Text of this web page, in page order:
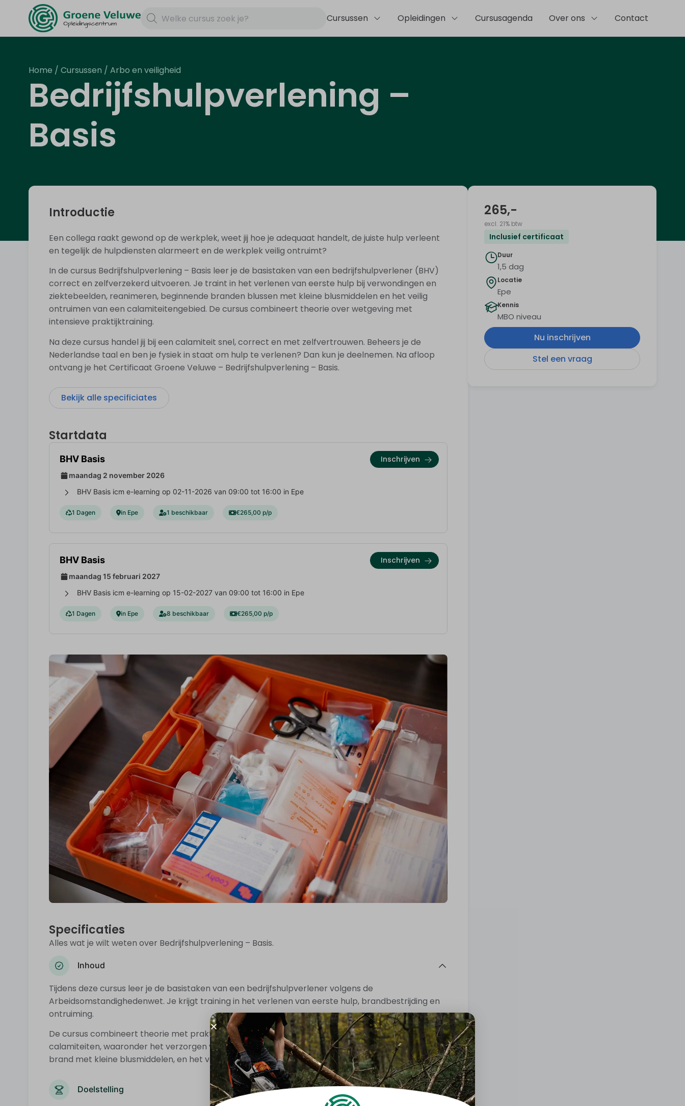
Cursussen Opleidingen Cursusagenda Over ons Contact
Home / Cursussen / Arbo en veiligheid
Bedrijfshulpverlening –
Basis
Introductie
Een collega raakt gewond op de werkplek, weet jij hoe je adequaat handelt, de juiste hulp verleent
en tegelijk de hulpdiensten alarmeert en de werkplek veilig ontruimt?
In de cursus Bedrijfshulpverlening – Basis leer je de basistaken van een bedrijfshulpverlener (BHV)
correct en zelfverzekerd uitvoeren. Je traint in het verlenen van eerste hulp bij verwondingen en
ziektebeelden, reanimeren, beginnende branden blussen met kleine blusmiddelen en het veilig
ontruimen van een calamiteitengebied. De cursus combineert theorie over wetgeving met
intensieve praktijktraining.
Na deze cursus handel jij bij een calamiteit snel, correct en met zelfvertrouwen. Beheers je de
Nederlandse taal en ben je fysiek in staat om hulp te verlenen? Dan kun je deelnemen. Na afloop
ontvang je het Certificaat Groene Veluwe – Bedrijfshulpverlening – Basis.
Bekijk alle specificiates
Startdata
BHV Basis
maandag 2 november 2026
BHV Basis icm e-learning op 02-11-2026 van 09:00 tot 16:00 in Epe
1 Dagen in Epe 1 beschikbaar €265,00 p/p
Inschrijven
BHV Basis
maandag 15 februari 2027
BHV Basis icm e-learning op 15-02-2027 van 09:00 tot 16:00 in Epe
1 Dagen in Epe 8 beschikbaar €265,00 p/p
Inschrijven
Specificaties
Alles wat je wilt weten over Bedrijfshulpverlening – Basis.
Inhoud
Tijdens deze cursus leer je de basistaken van een bedrijfshulpverlener volgens de
Arbeidsomstandighedenwet. Je krijgt training in het verlenen van eerste hulp, brandbestrijding en
ontruiming.
De cursus combineert theorie met praktische vaardigheden voor het adequaat handelen bij
calamiteiten, waaronder het verzorgen van kleine verwondingen, het bestrijden van beginnende
brand met kleine blusmiddelen, en het veilig ontruimen van een calamiteitengebied.
Doelstelling
265,-
excl. 21% btw
Inclusief certificaat
Duur
1,5 dag
Locatie
Epe
Kennis
MBO niveau
Nu inschrijven
Stel een vraag